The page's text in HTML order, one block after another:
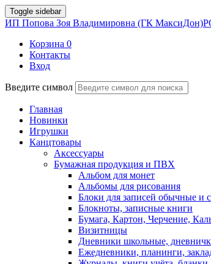
Toggle sidebar
ИП Попова Зоя Владимировна (ГК МаксиДон)
Корзина 0
Контакты
Вход
Введите символ
Главная
Новинки
Игрушки
Канцтовары
Аксессуары
Бумажная продукция и ПВХ
Альбом для монет
Альбомы для рисования
Блоки для записей обычные и
Блокноты, записные книги
Бумага, Картон, Черчение,
Визитницы
Дневники школьные,
Ежедневники, планинги,